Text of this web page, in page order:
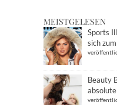
MEISTGELESEN
Sports
sich
Beauty